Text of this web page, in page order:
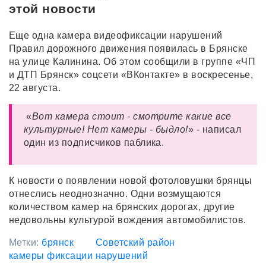
этой новости
Еще одна камера видеофиксации нарушений
Правил дорожного движения появилась в Брянске
на улице Калинина. Об этом сообщили в группе «ЧП
и ДТП Брянск» соцсети «ВКонтакте» в воскресенье,
22 августа.
«Вот камера стоит - смотрите какие все
культурные! Нет камеры - быдло!» - написал
один из подписчиков паблика.
К новости о появлении новой фотоловушки брянцы
отнеслись неоднозначно. Одни возмущаются
количеством камер на брянских дорогах, другие
недовольны культурой вождения автомобилистов.
Метки: брянск
Советский район
камеры фиксации нарушений